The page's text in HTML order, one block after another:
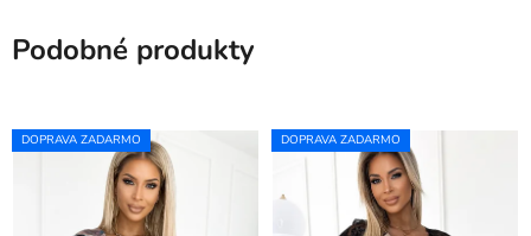
Podobné produkty
DOPRAVA ZADARMO DOPRAVA ZADARMO